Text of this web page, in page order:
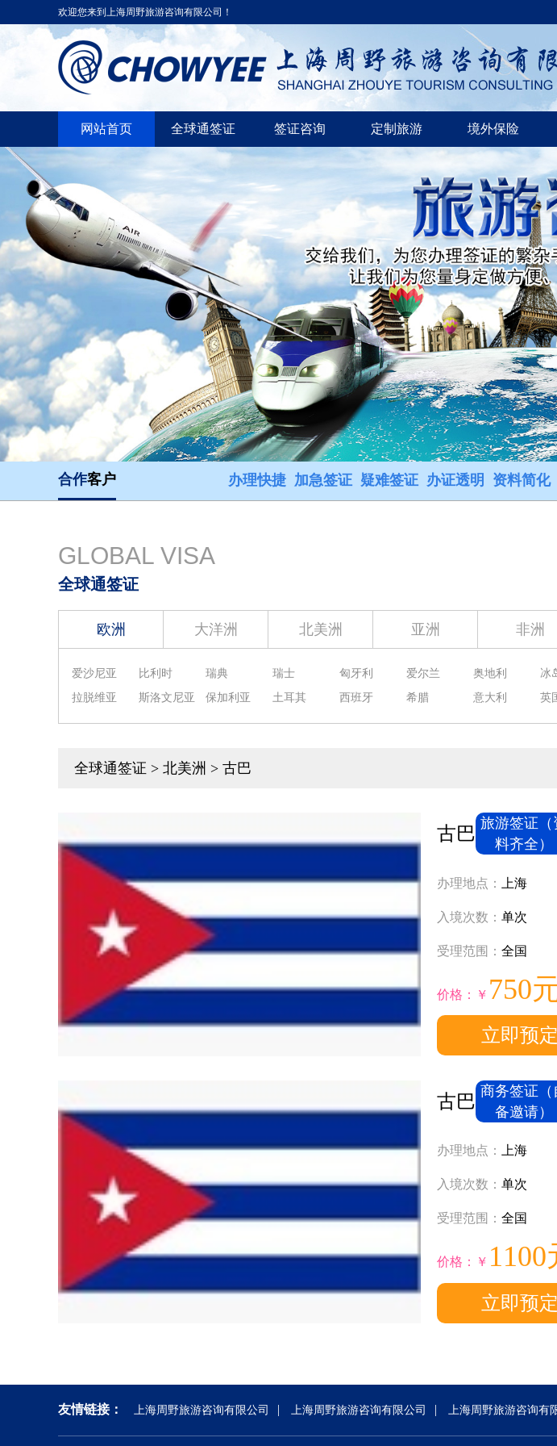
欢迎您来到上海周野旅游咨询有限公司！
网站首页 全球通签证 签证咨询 定制旅游 境外保险
合作客户 办理快捷 加急签证 疑难签证 办证透明 资料简化
GLOBAL VISA
全球通签证
欧洲 大洋洲 北美洲 亚洲 非洲
爱沙尼亚 比利时 瑞典 瑞士 匈牙利 爱尔兰 奥地利 冰
拉脱维亚
斯洛文尼亚 保加利亚 土耳其 西班牙 希腊 意大利 英
全球通签证 > 北美洲 > 古巴
古巴 旅游签证（
料齐全）
办理地点： 上海
入境次数： 单次
受理范围： 全国
价格：￥ 750
立即预定
古巴 商务签证（
备邀请）
办理地点： 上海
入境次数： 单次
受理范围： 全国
价格：￥ 1100
立即预定
友情链接： 上海周野旅游咨询有限公司 | 上海周野旅游咨询有限公司 | 上海周野旅游咨询有